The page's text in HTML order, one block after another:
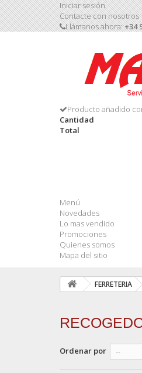
Iniciar sesión
Contacte con nosotros
Llámanos ahora:+34
Producto añadido
Cantidad
Total
Menú
Novedades
Lo mas vendido
Promociones
Quienes somos
Mapa del sitio
FERRETERIA
Ordenar por --